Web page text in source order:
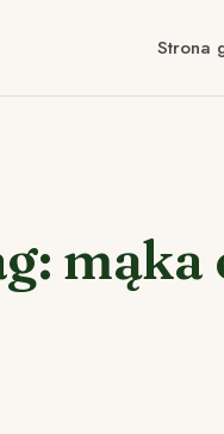
Strona